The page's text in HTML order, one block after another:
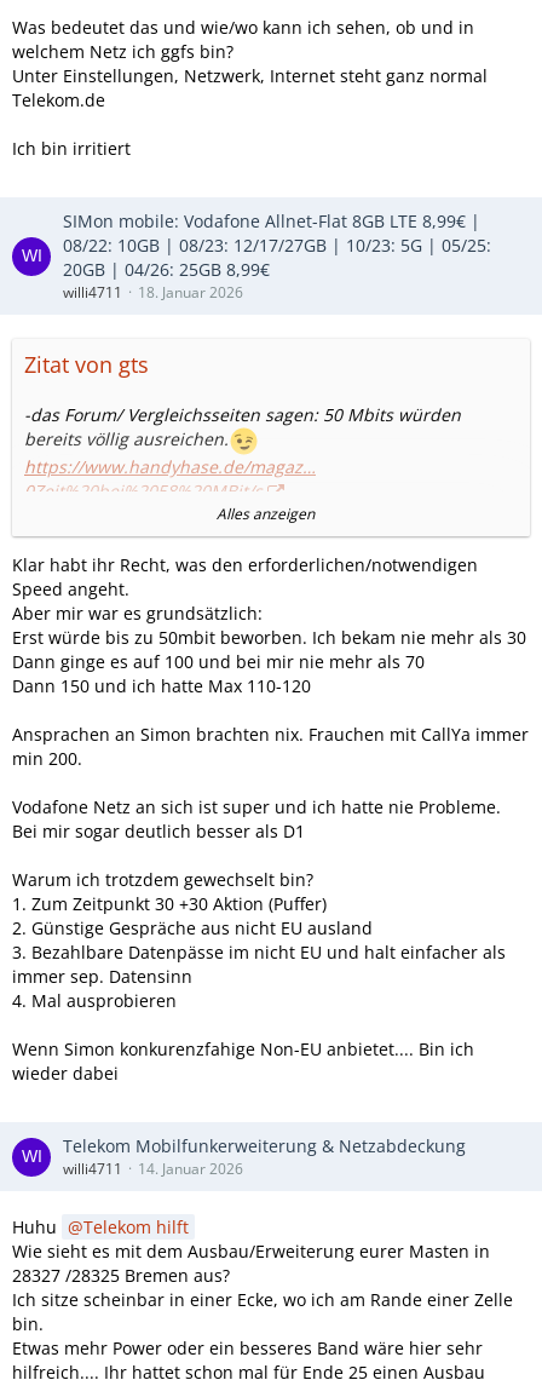
Was bedeutet das und wie/wo kann ich sehen, ob und in
welchem Netz ich ggfs bin?
Unter Einstellungen, Netzwerk, Internet steht ganz normal
Telekom.de
Ich bin irritiert
SIMon mobile: Vodafone Allnet-Flat 8GB LTE 8,99€ |
08/22: 10GB | 08/23: 12/17/27GB | 10/23: 5G | 05/25:
20GB | 04/26: 25GB 8,99€
willi4711 18. Januar 2026
Zitat von gts
-das Forum/ Vergleichsseiten sagen: 50 Mbits würden
bereits völlig ausreichen.
https://www.handyhase.de/magaz…
0Zeit%20bei%2058%20MBit/s
-Simonmobile aktuell: 150 Mbits durchgehend /unter
Discountern formell bereits am schnellsten.?!
-Fraenk:50 Mbits,/Aldi talk: bis 150 Mbits,je nach Tarif.
-die meisten Discounter wohl 50 Mbits?!
Alles anzeigen
Klar habt ihr Recht, was den erforderlichen/notwendigen
Speed angeht.
Aber mir war es grundsätzlich:
Erst würde bis zu 50mbit beworben. Ich bekam nie mehr als 30
Dann ginge es auf 100 und bei mir nie mehr als 70
Dann 150 und ich hatte Max 110-120
Ansprachen an Simon brachten nix. Frauchen mit CallYa immer
min 200.
Vodafone Netz an sich ist super und ich hatte nie Probleme.
Bei mir sogar deutlich besser als D1
Warum ich trotzdem gewechselt bin?
1. Zum Zeitpunkt 30 +30 Aktion (Puffer)
2. Günstige Gespräche aus nicht EU ausland
3. Bezahlbare Datenpässe im nicht EU und halt einfacher als
immer sep. Datensinn
4. Mal ausprobieren
Wenn Simon konkurenzfahige Non-EU anbietet.... Bin ich
wieder dabei
Telekom Mobilfunkerweiterung & Netzabdeckung
willi4711 14. Januar 2026
Huhu
Telekom hilft
Wie sieht es mit dem Ausbau/Erweiterung eurer Masten in
28327 /28325 Bremen aus?
Ich sitze scheinbar in einer Ecke, wo ich am Rande einer Zelle
bin.
Etwas mehr Power oder ein besseres Band wäre hier sehr
hilfreich.... Ihr hattet schon mal für Ende 25 einen Ausbau